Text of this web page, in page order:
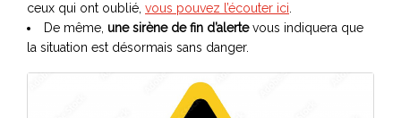
ceux qui ont oublié, vous pouvez l’écouter ici
De même, une sirène de fin d’alertevous indiquera que
la situation est désormais sans danger.